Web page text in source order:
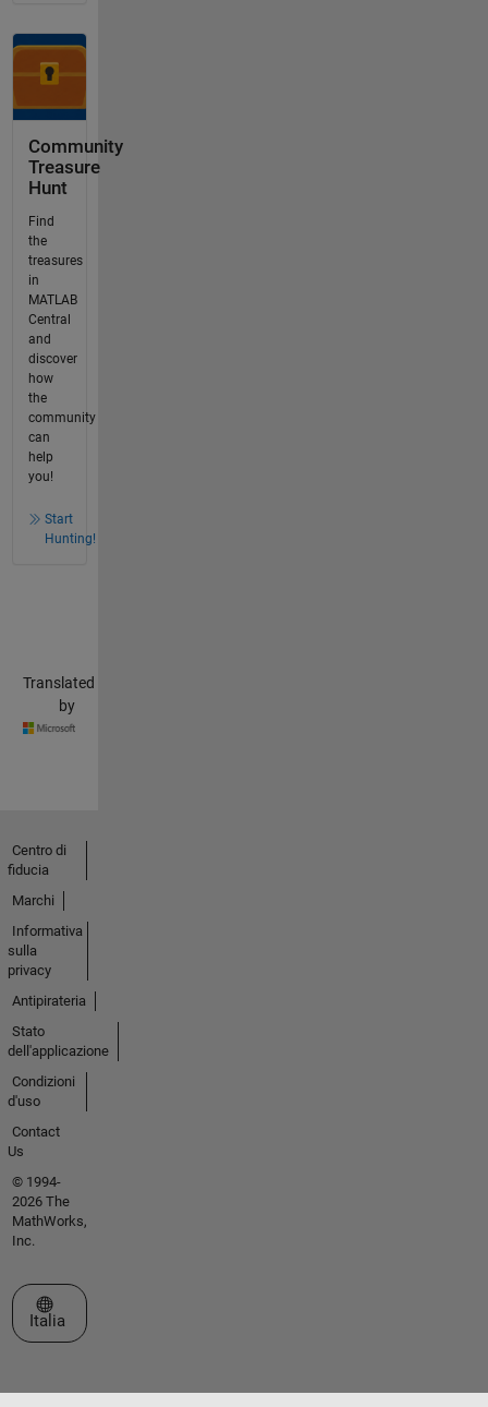
Community
Treasure
Hunt
Find
the
treasures
in
MATLAB
Central
and
discover
how
the
community
can
help
you!
Start
Hunting!
Translated
by
Centro di
fiducia
Marchi
Informativa
sulla
privacy
Antipirateria
Stato
dell'applicazione
Condizioni
d'uso
Contact
Us
© 1994-
2026 The
MathWorks,
Inc.
Seleziona un sito web
Italia